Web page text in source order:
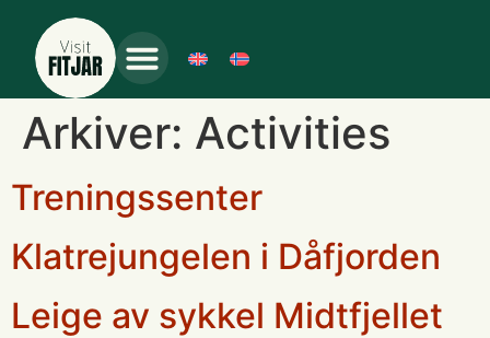
Arkiver: Activities
Treningssenter
Klatrejungelen i Dåfjorden
Leige av sykkel Midtfjellet